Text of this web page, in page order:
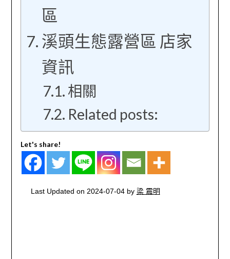
區
溪頭生態露營區 店家
資訊
相關
Related posts:
Let's share!
Last Updated on 2024-07-04 by 梁 震明